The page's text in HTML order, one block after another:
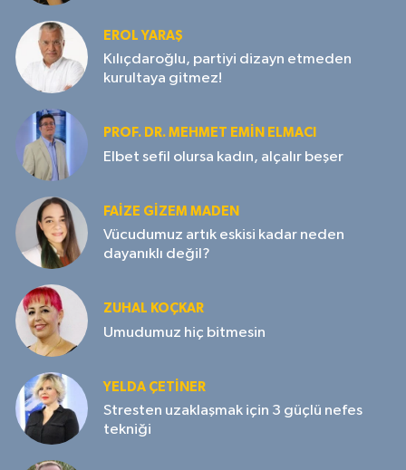
EROL YARAŞ
Kılıçdaroğlu, partiyi dizayn etmeden
kurultaya gitmez!
PROF. DR. MEHMET EMIN ELMACI
Elbet sefil olursa kadın, alçalır beşer
FAIZE GIZEM MADEN
Vücudumuz artık eskisi kadar neden
dayanıklı değil?
ZUHAL KOÇKAR
Umudumuz hiç bitmesin
YELDA ÇETİNER
Stresten uzaklaşmak için 3 güçlü nefes
tekniği